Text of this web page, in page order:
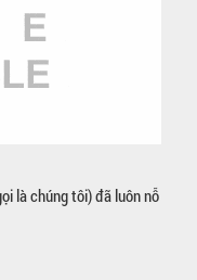
là chúng tôi) đã luôn nỗ